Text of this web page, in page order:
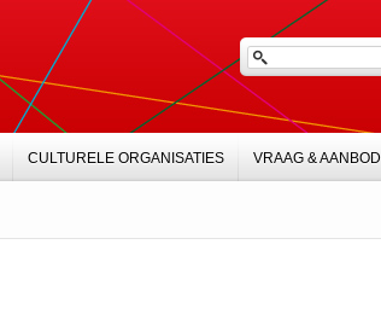
CULTURELE ORGANISATIES VRAAG & AANBOD